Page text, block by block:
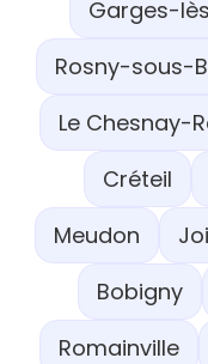
Garges-
Rosny-sous-
Le Chesnay-
Créteil
Meudon
Bobigny
Romainville